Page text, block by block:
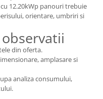
12.20kWp panouri trebuie
orientare, umbriri si
din oferta.
amplasare si
analiza consumului,